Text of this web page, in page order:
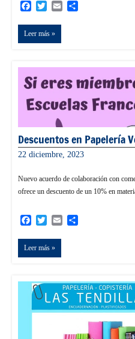
FacebookTwitterEmail
Leer más
Descuentos en Papelería
22 diciembre, 2023
Nuevo acuerdo de colaboración con
ofrece un descuento de un 10% en
FacebookTwitterEmail
Leer más